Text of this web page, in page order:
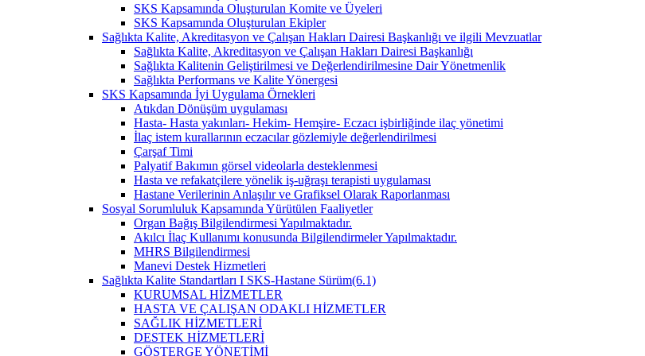
SKS Kapsamında Oluşturulan Komite ve Üyeleri
SKS Kapsamında Oluşturulan Ekipler
Sağlıkta Kalite, Akreditasyon ve Çalışan Hakları Dairesi Başkanlığı ve ilgili Mevzuatlar
Sağlıkta Kalite, Akreditasyon ve Çalışan Hakları Dairesi Başkanlığı
Sağlıkta Kalitenin Geliştirilmesi ve Değerlendirilmesine Dair Yönetmenlik
Sağlıkta Performans ve Kalite Yönergesi
SKS Kapsamında İyi Uygulama Örnekleri
Atıkdan Dönüşüm uygulaması
Hasta- Hasta yakınları- Hekim- Hemşire- Eczacı işbirliğinde ilaç yönetimi
İlaç istem kurallarının eczacılar gözlemiyle değerlendirilmesi
Çarşaf Timi
Palyatif Bakımın görsel videolarla desteklenmesi
Hasta ve refakatçilere yönelik iş-uğraşı terapisti uygulaması
Hastane Verilerinin Anlaşılır ve Grafiksel Olarak Raporlanması
Sosyal Sorumluluk Kapsamında Yürütülen Faaliyetler
Organ Bağış Bilgilendirmesi Yapılmaktadır.
Akılcı İlaç Kullanımı konusunda Bilgilendirmeler Yapılmaktadır.
MHRS Bilgilendirmesi
Manevi Destek Hizmetleri
Sağlıkta Kalite Standartları I SKS-Hastane Sürüm(6.1)
KURUMSAL HİZMETLER
HASTA VE ÇALIŞAN ODAKLI HİZMETLER
SAĞLIK HİZMETLERİ
DESTEK HİZMETLERİ
GÖSTERGE YÖNETİMİ